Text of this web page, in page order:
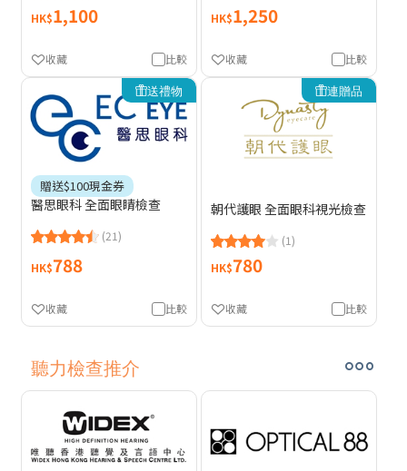
HK$1,100
比較
收藏
HK$1,250
比較
收藏
送禮物
贈送$100現金券
醫思眼科 全面眼睛檢查
(21)
HK$788
比較
收藏
連贈品
朝代護眼 全面眼科視光檢查
(1)
HK$780
比較
收藏
聽力檢查推介